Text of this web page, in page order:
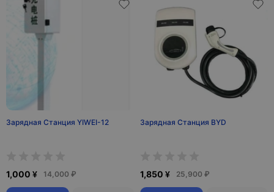
Зарядная Станция YIWEI-12
1,000 ¥ 14,000 ₽
Зарядная Станция BYD
1,850 ¥ 25,900 ₽